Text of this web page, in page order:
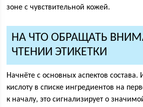
зоне с чувствительной кожей.
НА ЧТО ОБРАЩАТЬ
ЧТЕНИИ ЭТИКЕТКИ
Начнёте с основных аспектов
кислоту в списке ингредиентов на
к началу, это сигнализирует о